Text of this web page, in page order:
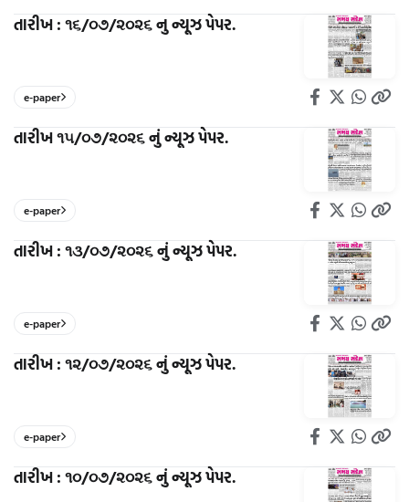
તારીખ : ૧૬/૦૭/૨૦૨૬ નુ ન્યૂઝ પેપર.
e-paper
તારીખ ૧૫/૦૭/૨૦૨૬ નું ન્યૂઝ પેપર.
e-paper
તારીખ : ૧૩/૦૭/૨૦૨૬ નું ન્યૂઝ પેપર.
e-paper
તારીખ : ૧૨/૦૭/૨૦૨૬ નું ન્યૂઝ પેપર.
e-paper
તારીખ : ૧૦/૦૭/૨૦૨૬ નું ન્યૂઝ પેપર.